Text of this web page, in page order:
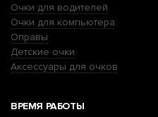
Очки для водителей
Очки для компьютера
Оправы
Детские очки
Аксессуары для очков
ВРЕМЯ РАБОТЫ